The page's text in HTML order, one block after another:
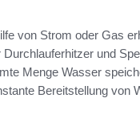
von Strom oder Gas
und
Menge Wasser
Bereitstellung von